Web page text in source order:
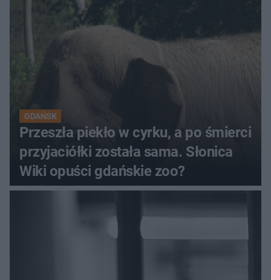
GDAŃSK
Przeszła piekło w cyrku, a po śmierci
przyjaciółki została sama. Słonica
Wiki opuści gdańskie zoo?